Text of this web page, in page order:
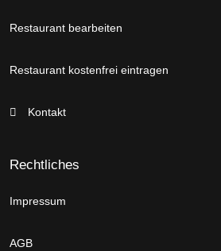
Restaurant bearbeiten
Restaurant kostenfrei eintragen
Kontakt
Rechtliches
Impressum
AGB